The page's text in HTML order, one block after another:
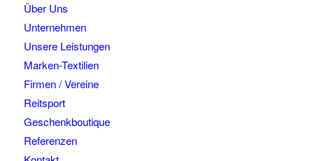
Über Uns
Unternehmen
Unsere Leistungen
Marken-Textilien
Firmen / Vereine
Reitsport
Geschenkboutique
Referenzen